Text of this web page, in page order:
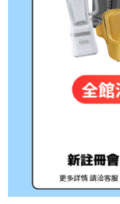
影印速度(彩色)
最大影印份數
縮放比例
傳真類型/速度
傳真/接收記憶體